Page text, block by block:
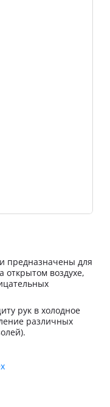
предназначены для
открытом воздухе,
рук в холодное
различных